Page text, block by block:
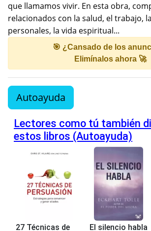
que llamamos vivir. En esta obra,
relacionados con la salud, el trabajo,
personales, la vida espiritual...
🎯 ¿Cansado de los
Elimínalos ahora 🚀
Autoayuda
Lectores como tú también
estos libros (Autoayuda)
27 Técnicas de El silencio habla